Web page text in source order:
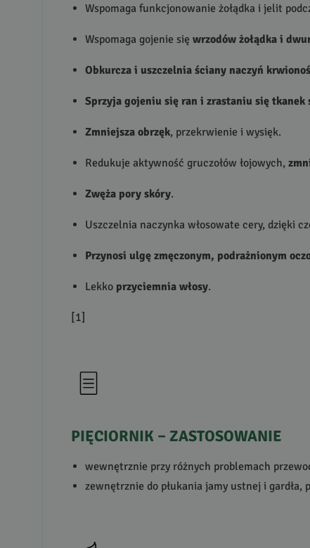
Wspomaga funkcjonowanie żołądka i jelit
Wspomaga gojenie się wrzodów żołądka i
Obkurcza i uszczelnia ściany naczyń
Sprzyja gojeniu się ran i zrastaniu się tkanek
Zmniejsza obrzęk, przekrwienie i wysięk.
Redukuje aktywność gruczołów łojowych,
Zwęża pory skóry.
Uszczelnia naczynka włosowate cery, dzięki
Przynosi ulgę zmęczonym, podrażnionym
Lekko przyciemnia włosy.
[1]
PIĘCIORNIK – ZASTOSOWANIE
wewnętrznie przy różnych problemach
zewnętrznie do płukania jamy ustnej i